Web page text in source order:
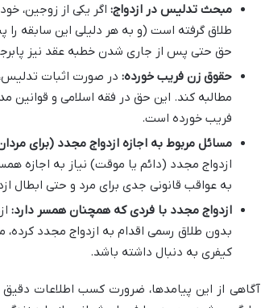
مبحث تدلیس در ازدواج: اگر یکی از زوجین،
طلاق گرفته است (و به هر دلیلی این سابقه
حق حتی پس از جاری شدن خطبه عقد نیز
حقوق زن فریب خورده: در صورت اثبات
مطالبه کند. این حق در فقه اسلامی و قوانین
فریب خورده است.
مسائل مربوط به اجازه ازدواج مجدد (برای
ازدواج مجدد (دائم یا موقت) نیاز به اجازه
به عواقب قانونی جدی برای مرد و حتی ابطال
ازدواج مجدد با فردی که همچنان همسر دارد:
بدون طلاق رسمی اقدام به ازدواج مجدد
کیفری به دنبال داشته باشد.
آگاهی از این پیامدها، ضرورت کسب اطلاعات دقیق